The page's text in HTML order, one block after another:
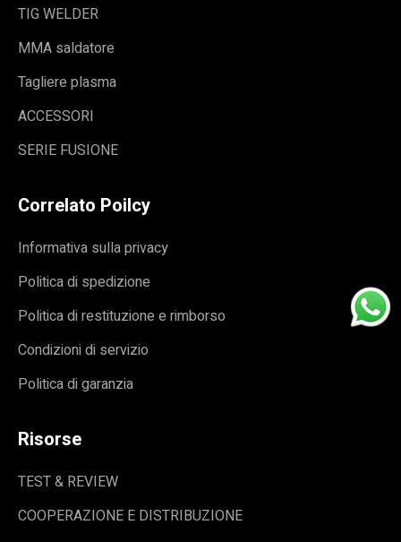
TIG WELDER
MMA saldatore
Tagliere plasma
ACCESSORI
SERIE FUSIONE
Correlato Poilcy
Informativa sulla privacy
Politica di spedizione
Politica di restituzione e rimborso
Condizioni di servizio
Politica di garanzia
Risorse
TEST & REVIEW
COOPERAZIONE E DISTRIBUZIONE